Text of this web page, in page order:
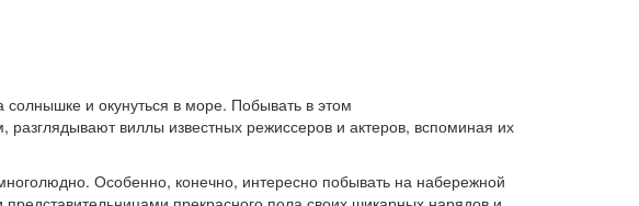
и окунуться в море. Побывать в этом
разглядывают виллы известных режиссеров и актеров, вспоминая их
Особенно, конечно, интересно побывать на набережной